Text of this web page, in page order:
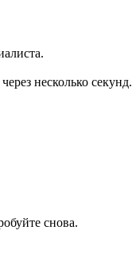
несколько секунд.
снова.